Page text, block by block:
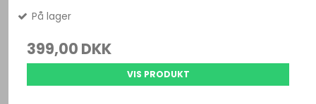
På lager
399,00 DKK
VIS PRODUKT